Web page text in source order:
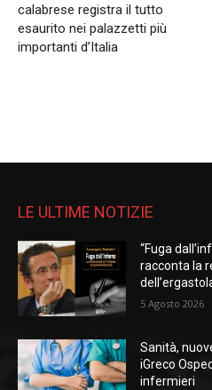
calabrese registra il tutto
esaurito nei palazzetti più
importanti d’Italia
LE ULTIME NOTIZIE
“Fuga
racconta la
5 Agosto 2026
Sanità,
iGreco
infermieri